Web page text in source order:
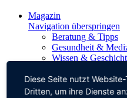
Magazin
Navigation überspringen
Beratung & Tipps
Gesundheit &
Wissen &
Historische
Thermalquellen
Diese Seite nutzt
Dritten, um ihre Dienste